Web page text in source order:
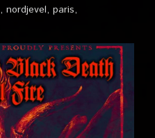
, nordjevel, paris,